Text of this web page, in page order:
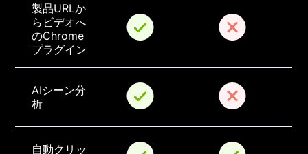
製品URLか
らビデオへ
のChrome
プラグイン
AIシーン分
析
自動クリッ